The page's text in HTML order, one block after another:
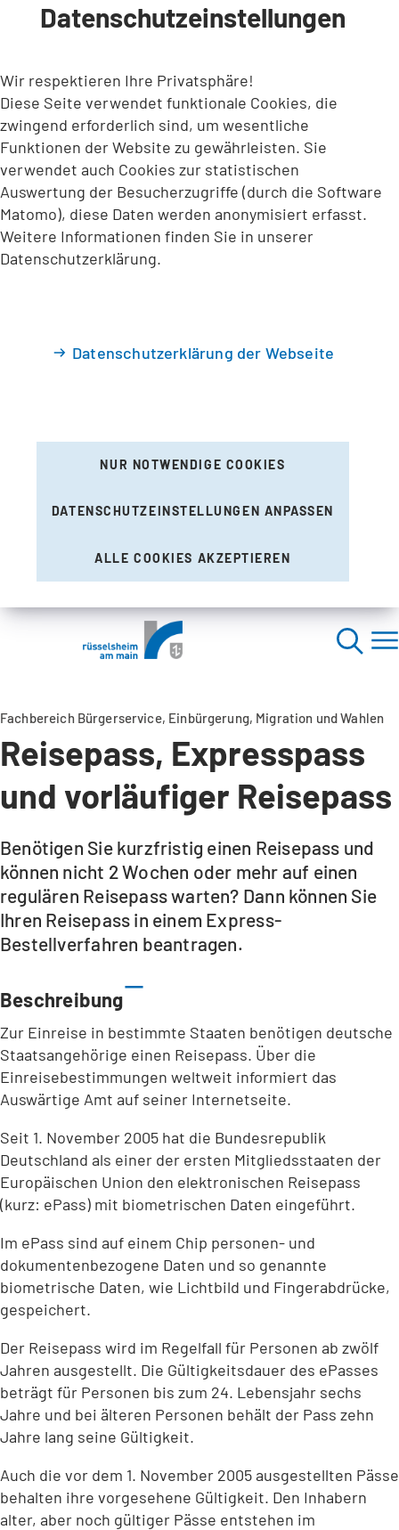
INHALT ANSPRINGEN
Datenschutzeinstellungen
Wir respektieren Ihre Privatsphäre!
Diese Seite verwendet funktionale Cookies, die
zwingend erforderlich sind, um wesentliche
Funktionen der Website zu gewährleisten. Sie
verwendet auch Cookies zur statistischen
Auswertung der Besucherzugriffe (durch die Software
Matomo), diese Daten werden anonymisiert erfasst.
Weitere Informationen finden Sie in unserer
Datenschutzerklärung.
Datenschutzerklärung der Webseite
NUR NOTWENDIGE COOKIES
DATENSCHUTZEINSTELLUNGEN ANPASSEN
ALLE COOKIES AKZEPTIEREN
Fachbereich Bürgerservice, Einbürgerung, Migration und Wahlen
Reisepass, Expresspass
und vorläufiger Reisepass
Benötigen Sie kurzfristig einen Reisepass und
können nicht 2 Wochen oder mehr auf einen
regulären Reisepass warten? Dann können Sie
Ihren Reisepass in einem Express-
Bestellverfahren beantragen.
Beschreibung
Zur Einreise in bestimmte Staaten benötigen deutsche
Staatsangehörige einen Reisepass. Über die
Einreisebestimmungen weltweit informiert das
Auswärtige Amt auf seiner Internetseite.
Seit 1. November 2005 hat die Bundesrepublik
Deutschland als einer der ersten Mitgliedsstaaten der
Europäischen Union den elektronischen Reisepass
(kurz: ePass) mit biometrischen Daten eingeführt.
Im ePass sind auf einem Chip personen- und
dokumentenbezogene Daten und so genannte
biometrische Daten, wie Lichtbild und Fingerabdrücke,
gespeichert.
Der Reisepass wird im Regelfall für Personen ab zwölf
Jahren ausgestellt. Die Gültigkeitsdauer des ePasses
beträgt für Personen bis zum 24. Lebensjahr sechs
Jahre und bei älteren Personen behält der Pass zehn
Jahre lang seine Gültigkeit.
Auch die vor dem 1. November 2005 ausgestellten Pässe
behalten ihre vorgesehene Gültigkeit. Den Inhabern
alter, aber noch gültiger Pässe entstehen im